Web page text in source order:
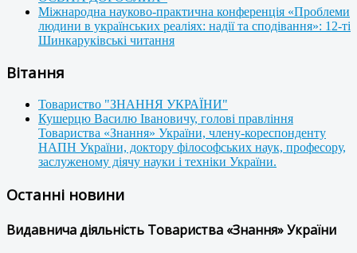
Міжнародна науково-практична конференція «Проблеми
людини в українських реаліях: надії та сподівання»: 12-ті
Шинкаруківські читання
Вітання
Товариство "ЗНАННЯ УКРАЇНИ"
Кушерцю Василю Івановичу, голові правління
Товариства «Знання» України, члену-кореспонденту
НАПН України, доктору філософських наук, професору,
заслуженому діячу науки і техніки України.
Останні новини
Видавнича діяльність Товариства «Знання» України